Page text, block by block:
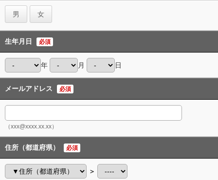
男 女
生年月日 必須
年 月 日
メールアドレス 必須
（xxx@xxxx.xx.xx）
住所（都道府県） 必須
＞